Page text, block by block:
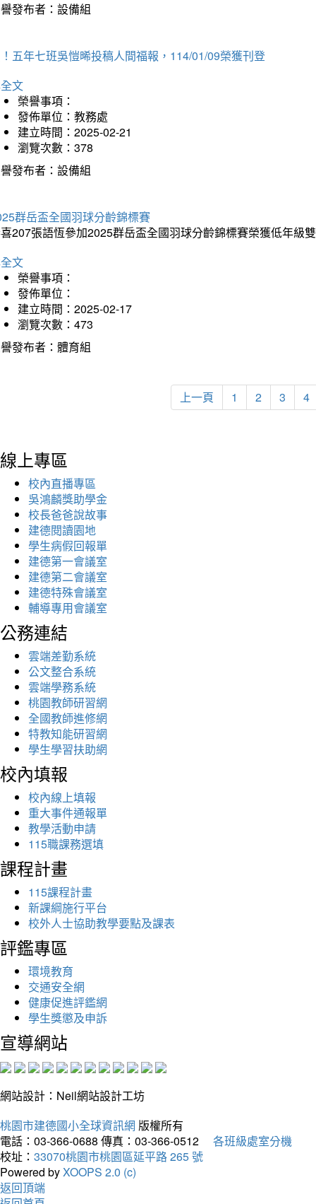
發布者：設備組
五年七班吳愷晞投稿人間福報，114/01/09榮獲刊登
文
榮譽事項：
發佈單位：教務處
建立時間：2025-02-21
瀏覽次數：378
發布者：設備組
群岳盃全國羽球分齡錦標賽
207張語恆參加2025群岳盃全國羽球分齡錦標賽榮獲低年級
文
榮譽事項：
發佈單位：
建立時間：2025-02-17
瀏覽次數：473
發布者：體育組
上一頁 1 2 3 4
線上專區
校內直播專區
吳鴻麟獎助學金
校長爸爸說故事
建德閱讀園地
學生病假回報單
建德第一會議室
建德第二會議室
建德特殊會議室
輔導專用會議室
公務連結
雲端差勤系統
公文整合系統
雲端學務系統
桃園教師研習網
全國教師進修網
特教知能研習網
學生學習扶助網
校內填報
校內線上填報
重大事件通報單
教學活動申請
115職課務選填
課程計畫
115課程計畫
新課綱施行平台
校外人士協助教學要點及課表
評鑑專區
環境教育
交通安全網
健康促進評鑑網
學生獎懲及申訴
宣導網站
網站設計：Neil網站設計工坊
桃園市建德國小全球資訊網 版權所有
電話：03-366-0688 傳真：03-366-0512
各班級處室分機
校址： 33070桃園市桃園區延平路 265 號
Powered byXOOPS 2.0 (c)
返回頂端